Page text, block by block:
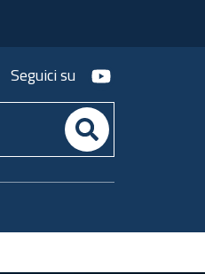
Seguici su youtube
Cerca
nel